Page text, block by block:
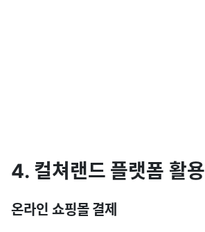
4. 컬쳐랜드 플랫폼 활용
온라인 쇼핑몰 결제